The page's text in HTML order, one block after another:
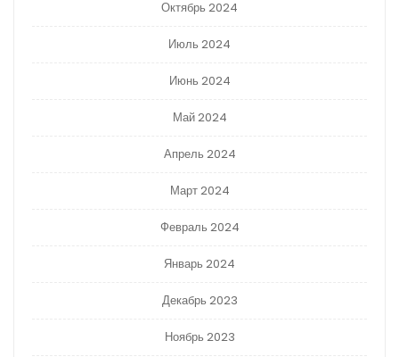
Октябрь 2024
Июль 2024
Июнь 2024
Май 2024
Апрель 2024
Март 2024
Февраль 2024
Январь 2024
Декабрь 2023
Ноябрь 2023